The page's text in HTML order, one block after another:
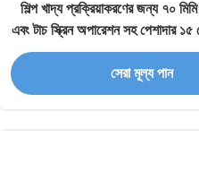
শিল্প খাদ্য প্রক্রিয়াকরণের জন্য ৭০
এবং টাচ স্ক্রিন অপারেশন সহ পেশাদার ১৫
ড্রায়ার
সেরা মূল্য পান